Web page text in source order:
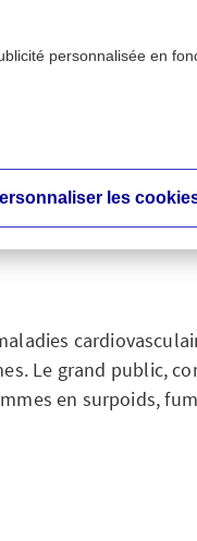
Le grand public,
en surpoids,
personnalisée en
les